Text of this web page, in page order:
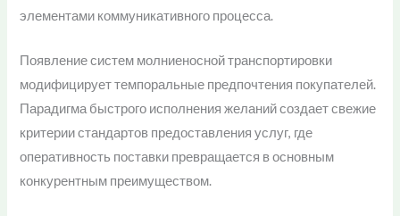
элементами коммуникативного процесса.
Появление систем молниеносной транспортировки
модифицирует темпоральные предпочтения покупателей.
Парадигма быстрого исполнения желаний создает свежие
критерии стандартов предоставления услуг, где
оперативность поставки превращается в основным
конкурентным преимуществом.